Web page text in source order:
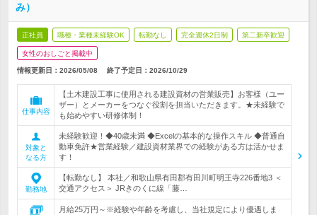
み）
正社員 職種・業種未経験OK 転勤なし 完全週休2日制 第二新卒歓迎
女性のおしごと掲載中
情報更新日：2026/05/08 終了予定日： 2026/10/29
仕事内容
【土木建設工事に使用される建設資材の営業販売】お客様（ユー
ザー）とメーカーをつなぐ役割を担当いただきます。★未経験で
も始めやすい研修体制！
対象と
なる方
未経験歓迎！◆40歳未満 ◆Excelの基本的な操作スキル ◆普通自
動車免許★営業経験／建設資材業界での経験がある方は活かせま
す！
勤務地
【転勤なし】 本社／和歌山県有田郡有田川町明王寺226番地3 ＜
交通アクセス＞ JRきのくに線「藤…
月給25万円～※経験や年齢を考慮し、当社規定により優遇しま